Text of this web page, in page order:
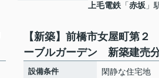
上毛電鉄 「赤坂 」
【新築】前橋市女屋町第
ーブルガーデン 新築建売
設備条件
閑静な住宅地